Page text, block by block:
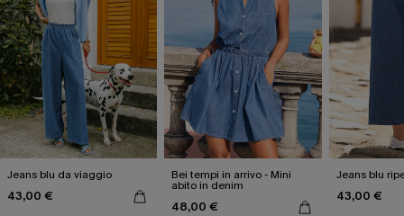
Jeans blu da viaggio
43,00 €
Bei tempi in arrivo - Mini
abito in denim
48,00 €
Jeans blu
43,00 €